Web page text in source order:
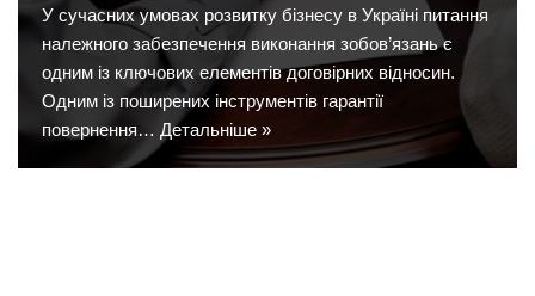
У сучасних умовах розвитку бізнесу в Україні питання
належного забезпечення виконання зобов’язань є
одним із ключових елементів договірних відносин.
Одним із поширених інструментів гарантії
повернення… Детальніше »